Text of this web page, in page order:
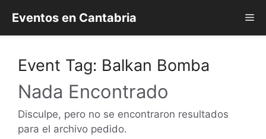
contenido
Eventos en Cantabria
Event Tag: Balkan Bomba
Nada Encontrado
Disculpe, pero no se encontraron resultados
para el archivo pedido.